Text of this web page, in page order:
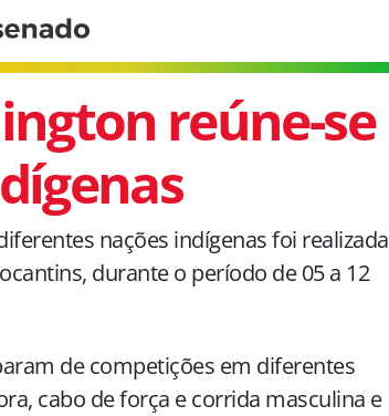
reúne-se
nações indígenas foi realizada
durante o período de05 a 12
de competições em diferentes
cabo de força e corrida masculina e